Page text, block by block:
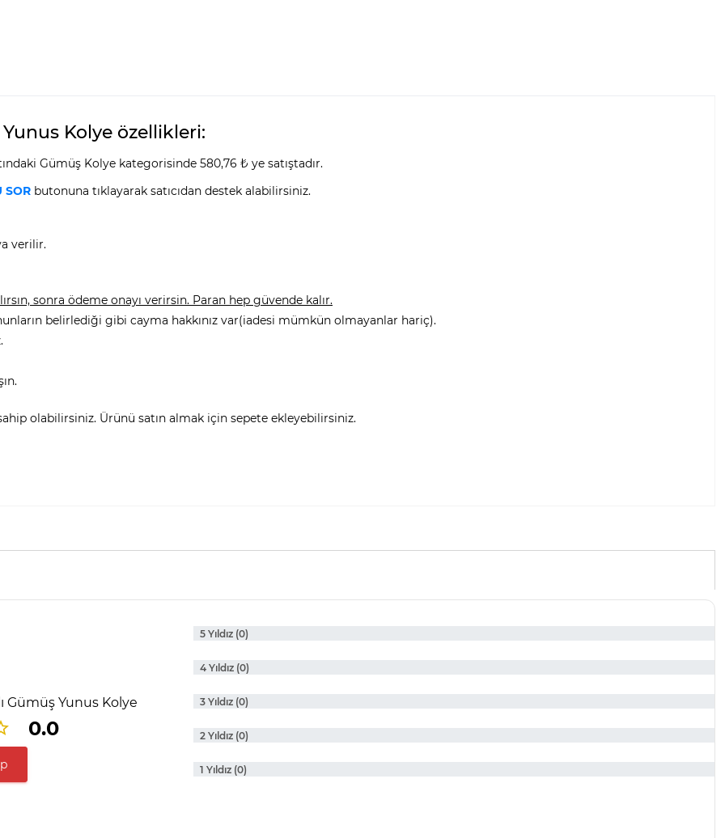
Yunus Kolye özellikleri:
Gümüş Kolye kategorisinde 580,76 ₺ ye satıştadır.
SOR butonuna tıklayarak satıcıdan destek alabilirsiniz.
verilir.
sonra ödeme onayı verirsin. Paran hep güvende kalır.
belirlediği gibi cayma hakkınız var(iadesi mümkün olmayanlar hariç).
olabilirsiniz. Ürünü satın almak için sepete ekleyebilirsiniz.
Gümüş Yunus Kolye
0.0
5 Yıldız (0)
4 Yıldız (0)
3 Yıldız (0)
2 Yıldız (0)
1 Yıldız (0)